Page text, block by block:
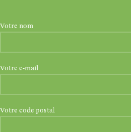
Votre nom
Votre e-mail
Votre code postal